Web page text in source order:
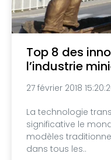
Top 8 des
l’industrie
27 février 2018
La technologie
significative le
modèles
dans tous les..